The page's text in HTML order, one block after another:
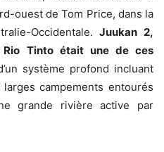
ouest de Tom Price, dans la
Occidentale. Juukan 2,
Rio Tinto était une de ces
système profond incluant
campements entourés
grande rivière active par